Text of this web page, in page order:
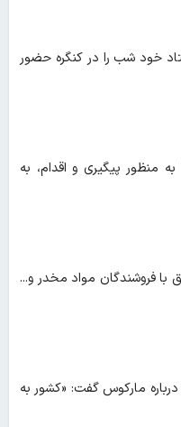
خود شب را در کنگره حضور
منظور پیگیری و اقدام، به
فروشندگان مواد مخدر و...
مارکوس گفت: «کشور به